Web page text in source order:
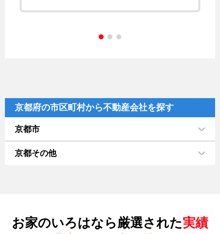
京都府の市区町村から不動産会社を探す
京都市
京都その他
お家のいろはなら厳選された実績